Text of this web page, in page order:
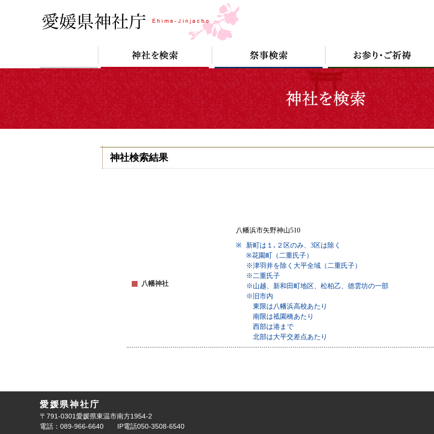
神社検索結果
八幡神社
八幡浜市矢野神山510
※
新町は１､２区のみ、3区は除く
※花園町（二重氏子）
※津羽井を除く大平全域（二重氏子）
※二重氏子
※山越、新和田町地区、松柏乙、徳雲坊の一部
※旧市内
東限は八幡浜高校あたり
南限は祗園橋あたり
西部は港まで
北部は大平交差点あたり
愛媛県神社庁
〒791-0301愛媛県東温市南方1954-2
電話：089-966-6640 IP電話050-3508-6540